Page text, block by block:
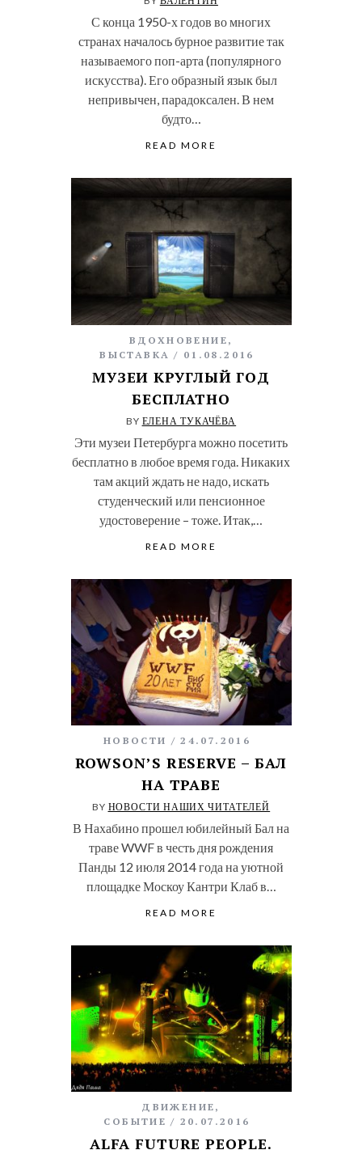
С конца 1950-х годов во многих
странах началось бурное развитие так
называемого поп-арта (популярного
искусства). Его образный язык был
непривычен, парадоксален. В нем
будто…
READ MORE
ВДОХНОВЕНИЕ ,
ВЫСТАВКА
01.08.2016
МУЗЕИ КРУГЛЫЙ ГОД
БЕСПЛАТНО
BY ЕЛЕНА ТУКАЧЁВА
Эти музеи Петербурга можно посетить
бесплатно в любое время года. Никаких
там акций ждать не надо, искать
студенческий или пенсионное
удостоверение – тоже. Итак,…
READ MORE
НОВОСТИ 24.07.2016
ROWSON’S RESERVE – БАЛ
НА ТРАВЕ
BY НОВОСТИ НАШИХ ЧИТАТЕЛЕЙ
В Нахабино прошел юбилейный Бал на
траве WWF в честь дня рождения
Панды 12 июля 2014 года на уютной
площадке Москоу Кантри Клаб в…
READ MORE
ДВИЖЕНИЕ ,
СОБЫТИЕ
20.07.2016
ALFA FUTURE PEOPLE.